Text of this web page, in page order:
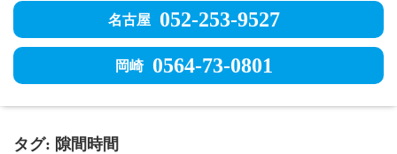
名古屋 052-253-9527
岡崎 0564-73-0801
タグ: 隙間時間